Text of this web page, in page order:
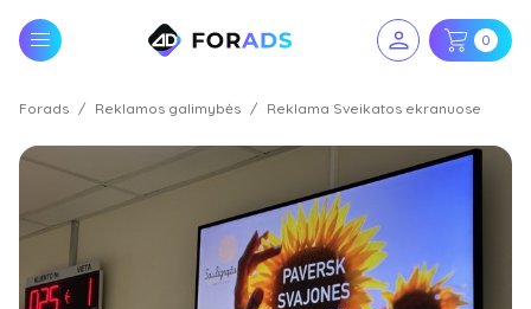
0
Forads Reklamos galimybės Reklama Sveikatos ekranuose